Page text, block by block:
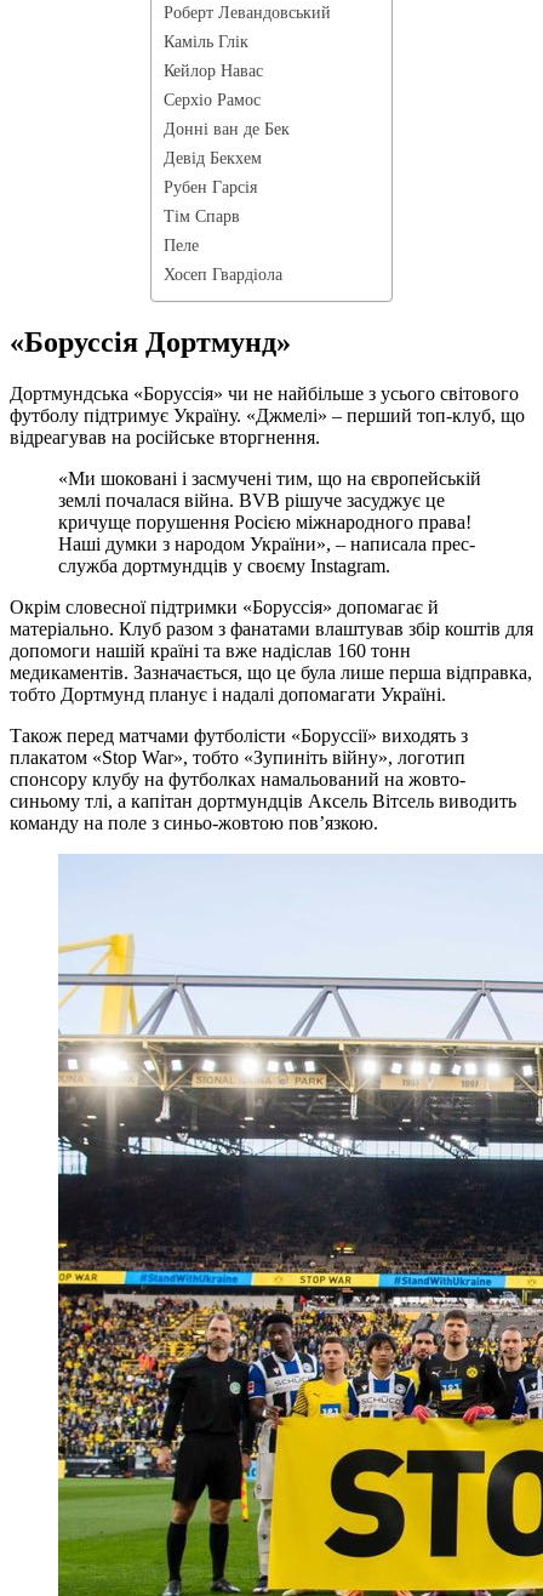
Роберт Левандовський
Каміль Глік
Кейлор Навас
Серхіо Рамос
Донні ван де Бек
Девід Бекхем
Рубен Гарсія
Тім Спарв
Пеле
Хосеп Гвардіола
«Боруссія Дортмунд»
Дортмундська «Боруссія» чи не найбільше з усього світового
футболу підтримує Україну. «Джмелі» – перший топ-клуб, що
відреагував на російське вторгнення.
«Ми шоковані і засмучені тим, що на європейській
землі почалася війна. BVB рішуче засуджує це
кричуще порушення Росією міжнародного права!
Наші думки з народом України», – написала прес-
служба дортмундців у своєму Instagram.
Окрім словесної підтримки «Боруссія» допомагає й
матеріально. Клуб разом з фанатами влаштував збір коштів для
допомоги нашій країні та вже надіслав 160 тонн
медикаментів. Зазначається, що це була лише перша відправка,
тобто Дортмунд планує і надалі допомагати Україні.
Також перед матчами футболісти «Боруссії» виходять з
плакатом «Stop War», тобто «Зупиніть війну», логотип
спонсору клубу на футболках намальований на жовто-
синьому тлі, а капітан дортмундців Аксель Вітсель виводить
команду на поле з синьо-жовтою пов’язкою.